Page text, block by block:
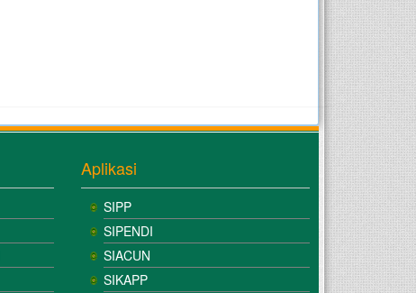
Aplikasi
SIPP
SIPENDI
SIACUN
SIKAPP